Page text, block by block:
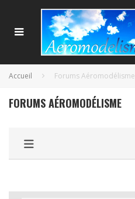
Accueil Forums Aéromodélisme
FORUMS AÉROMODÉLISME